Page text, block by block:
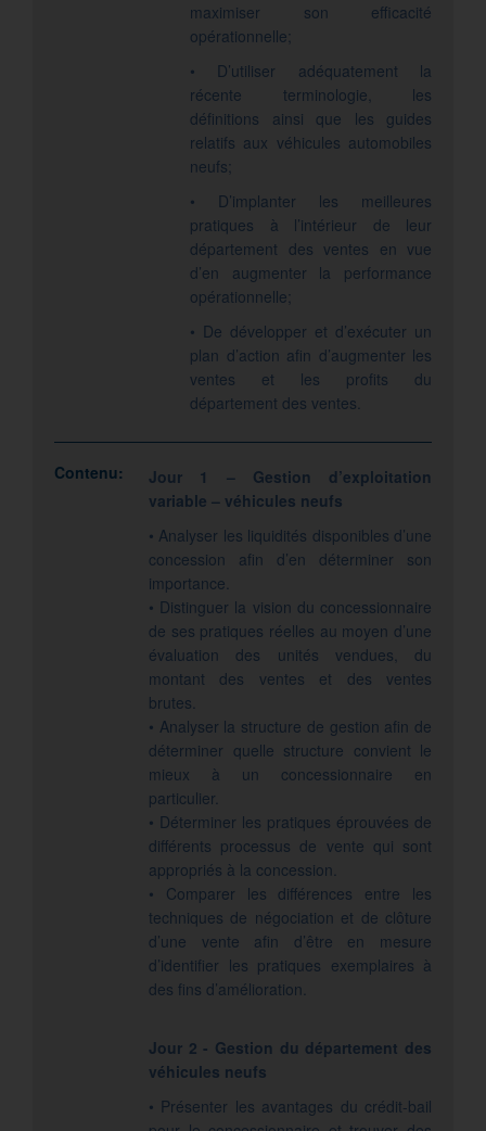
maximiser son efficacité
opérationnelle;
• D’utiliser adéquatement la
récente terminologie, les
définitions ainsi que les guides
relatifs aux véhicules automobiles
neufs;
• D’implanter les meilleures
pratiques à l’intérieur de leur
département des ventes en vue
d’en augmenter la performance
opérationnelle;
• De développer et d’exécuter un
plan d’action afin d’augmenter les
ventes et les profits du
département des ventes.
Contenu:
Jour 1 – Gestion d’exploitation
variable – véhicules neufs
• Analyser les liquidités disponibles d’une
concession afin d’en déterminer son
importance.
• Distinguer la vision du concessionnaire
de ses pratiques réelles au moyen d’une
évaluation des unités vendues, du
montant des ventes et des ventes
brutes.
• Analyser la structure de gestion afin de
déterminer quelle structure convient le
mieux à un concessionnaire en
particulier.
• Déterminer les pratiques éprouvées de
différents processus de vente qui sont
appropriés à la concession.
• Comparer les différences entre les
techniques de négociation et de clôture
d’une vente afin d’être en mesure
d’identifier les pratiques exemplaires à
des fins d’amélioration.
Jour 2 - Gestion du département des
véhicules neufs
• Présenter les avantages du crédit-bail